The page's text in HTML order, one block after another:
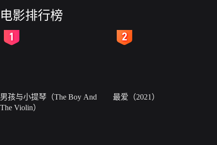
电影排行榜
男孩与小提琴（The Boy And
The Violin）
最爱（2021）